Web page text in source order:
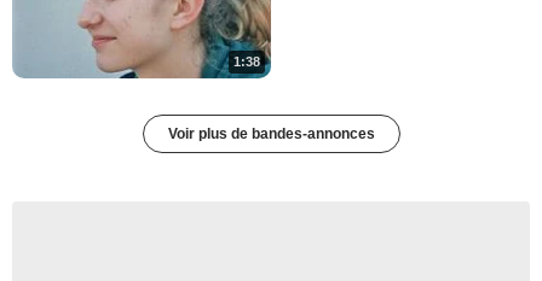
1:38
Voir plus de bandes-annonces